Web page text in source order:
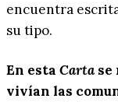
encuentra
su tipo.
En esta Carta se
vivían las